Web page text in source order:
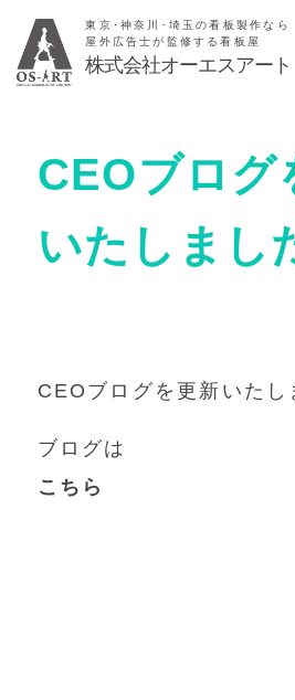
東京･神奈川･埼玉の看板製作なら
屋外広告士が監修する看板屋
株式会社オーエスアート
CEOブログ
いたしまし
CEOブログを更新いたし
ブログは
こちら